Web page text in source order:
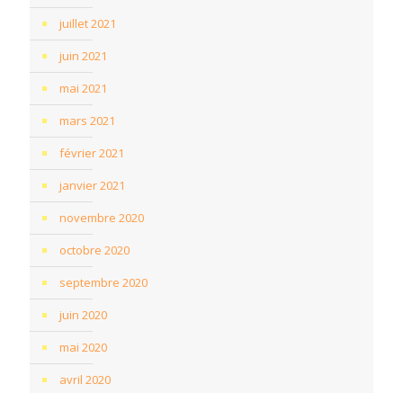
juillet 2021
juin 2021
mai 2021
mars 2021
février 2021
janvier 2021
novembre 2020
octobre 2020
septembre 2020
juin 2020
mai 2020
avril 2020